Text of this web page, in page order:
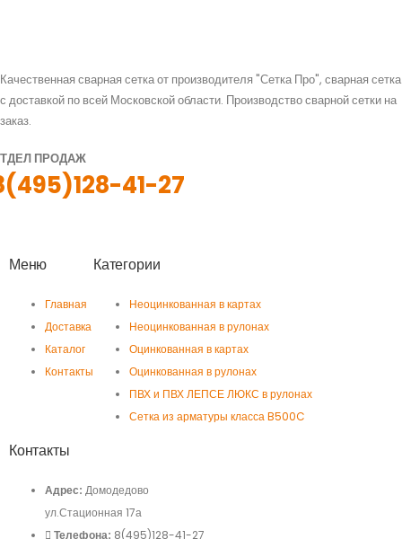
Качественная сварная сетка от производителя "Сетка Про", сварная сетка
с доставкой по всей Московской области. Производство сварной сетки на
заказ.
ПРОДАЖ
41-27
Меню
Главная
Доставка
Каталог
Контакты
Категории
Неоцинкованная в картах
Неоцинкованная в рулонах
Оцинкованная в картах
Оцинкованная в рулонах
ПВХ и ПВХ ЛЕПСЕ ЛЮКС в рулонах
Сетка из арматуры класса B500C
Контакты
Адрес: Домодедово
ул.Стационная 17а
Телефона: 8(495)128-41-27